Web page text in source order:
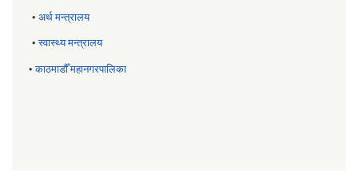
• अर्थ मन्त्रालय
•स्वास्थ्य मन्त्रालय
•काठमाडौँ महानगरपालिका